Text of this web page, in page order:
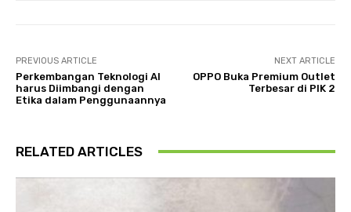
PREVIOUS ARTICLE
Perkembangan Teknologi AI
harus Diimbangi dengan
Etika dalam Penggunaannya
NEXT ARTICLE
OPPO Buka Premium Outlet
Terbesar di PIK 2
RELATED ARTICLES